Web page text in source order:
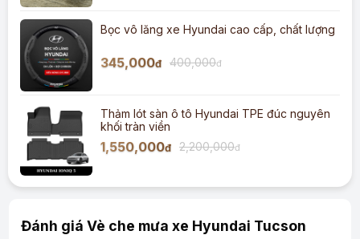
Bọc vô lăng xe Hyundai cao cấp, chất lượng
345,000đ 400,000đ
Thảm lót sàn ô tô Hyundai TPE đúc nguyên
khối tràn viền
1,550,000đ 2,200,000đ
Đánh giá Vè che mưa xe Hyundai Tucson